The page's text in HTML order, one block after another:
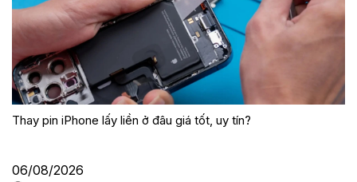
Thay pin iPhone lấy liền ở đâu giá tốt, uy tín?
06/08/2026